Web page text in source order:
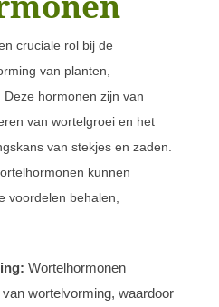
cruciale rol bij de
van planten,
hormonen zijn van
van wortelgroei en het
van stekjes en zaden.
kunnen
voordelen behalen,
Wortelhormonen
wortelvorming, waardoor